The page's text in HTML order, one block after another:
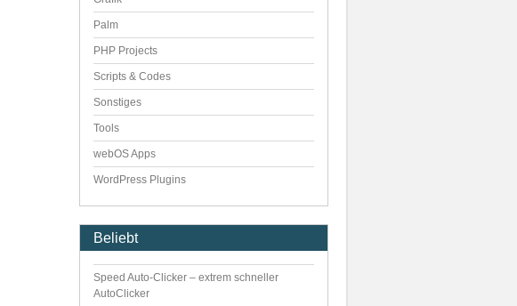
Palm
PHP Projects
Scripts & Codes
Sonstiges
Tools
webOS Apps
WordPress Plugins
Beliebt
Speed Auto-Clicker – extrem schneller
AutoClicker